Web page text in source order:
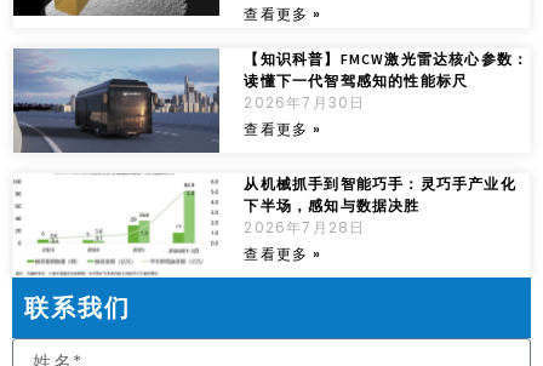
查看更多 »
【知识科普】FMCW激光雷达核心参数：
读懂下一代智驾感知的性能标尺
2026年7月30日
查看更多 »
从机械抓手到智能巧手：灵巧手产业化
下半场，感知与数据决胜
2026年7月28日
查看更多 »
联系我们